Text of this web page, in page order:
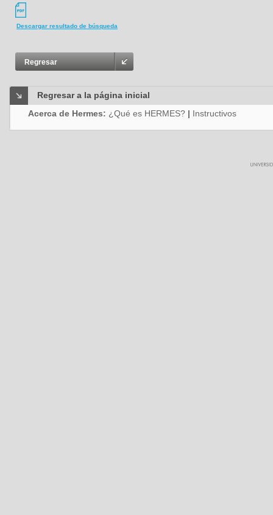
Descargar resultado de búsqueda
Regresar
Regresar a la página inicial
Acerca de Hermes: ¿Qué es HERMES? | Instructivos